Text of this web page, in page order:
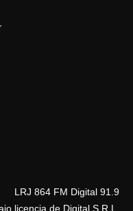
LRJ 864 FM Digital 91.9
licencia de Digital S.R.L.